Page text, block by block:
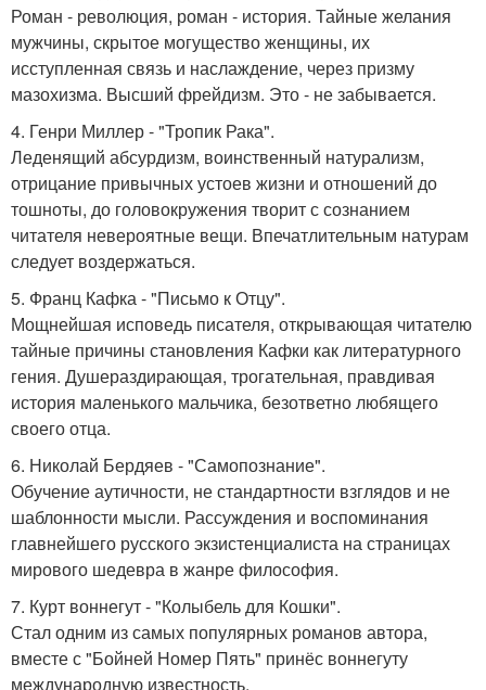
Роман - революция, роман - история. Тайные желания
мужчины, скрытое могущество женщины, их
исступленная связь и наслаждение, через призму
мазохизма. Высший фрейдизм. Это - не забывается.
4. Генри Миллер - "Тропик Рака".
Леденящий абсурдизм, воинственный натурализм,
отрицание привычных устоев жизни и отношений до
тошноты, до головокружения творит с сознанием
читателя невероятные вещи. Впечатлительным натурам
следует воздержаться.
5. Франц Кафка - "Письмо к Отцу".
Мощнейшая исповедь писателя, открывающая читателю
тайные причины становления Кафки как литературного
гения. Душераздирающая, трогательная, правдивая
история маленького мальчика, безответно любящего
своего отца.
6. Николай Бердяев - "Самопознание".
Обучение аутичности, не стандартности взглядов и не
шаблонности мысли. Рассуждения и воспоминания
главнейшего русского экзистенциалиста на страницах
мирового шедевра в жанре философия.
7. Курт воннегут - "Колыбель для Кошки".
Стал одним из самых популярных романов автора,
вместе с "Бойней Номер Пять" принёс воннегуту
международную известность.